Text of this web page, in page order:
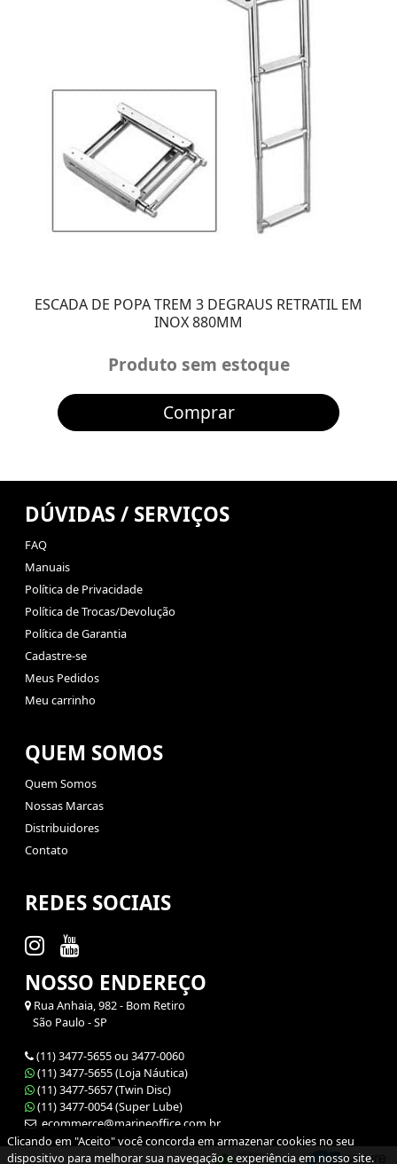
ESCADA DE POPA TREM 3 DEGRAUS RETRATIL EM
INOX 880MM
Produto sem estoque
Comprar
DÚVIDAS / SERVIÇOS
FAQ
Manuais
Política de Privacidade
Política de Trocas/Devolução
Política de Garantia
Cadastre-se
Meus Pedidos
Meu carrinho
QUEM SOMOS
Quem Somos
Nossas Marcas
Distribuidores
Contato
REDES SOCIAIS
NOSSO ENDEREÇO
Rua Anhaia, 982 - Bom Retiro
São Paulo - SP
(11) 3477-5655 ou 3477-0060
(11) 3477-5655 (Loja Náutica)
(11) 3477-5657 (Twin Disc)
(11) 3477-0054 (Super Lube)
ecommerce@marineoffice.com.br
Clicando em "Aceito" você concorda em armazenar cookies no seu
dispositivo para melhorar sua navegação e experiência em nosso site.